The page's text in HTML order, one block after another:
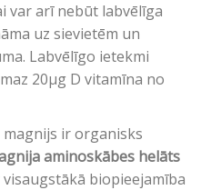
var arī nebūt labvēlīga
uz sievietēm un
Labvēlīgo ietekmi
20µg D vitamīna no
ir organisks
aminoskābes helāts
biopieejamība